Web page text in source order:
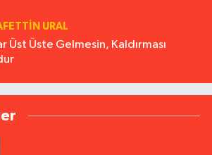
URAL
Üst Üste Gelmesin, Kaldırması